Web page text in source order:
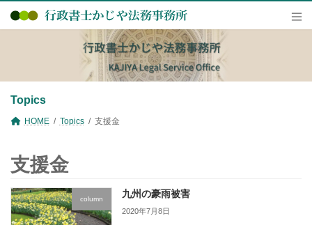
テ
ス
ゲ
ン
Topics
HOME Topics 支援金
支援金
column 九州の豪雨被害
2020年7月8日